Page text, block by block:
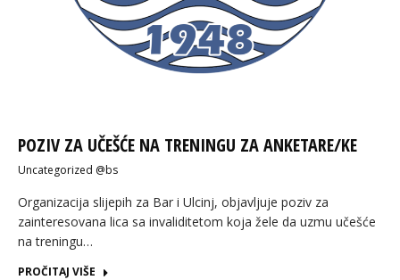
POZIV ZA UČEŠĆE NA TRENINGU ZA ANKETARE/KE
Uncategorized @bs
Organizacija slijepih za Bar i Ulcinj, objavljuje poziv za
zainteresovana lica sa invaliditetom koja žele da uzmu učešće
na treningu…
PROČITAJ VIŠE